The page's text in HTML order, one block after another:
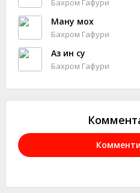
Бахром Гафури
Ману мох
Бахром Гафури
Аз ин су
Бахром Гафури